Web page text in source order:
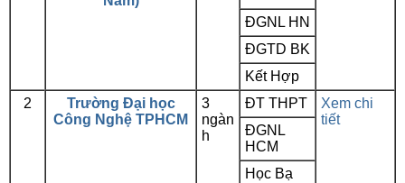
ĐGNL HN
ĐGTD BK
Kết Hợp
2
Trường Đại học
Công Nghệ TPHCM
3
ngàn
h
ĐT THPT
Xem chi
tiết
ĐGNL
HCM
Học Bạ